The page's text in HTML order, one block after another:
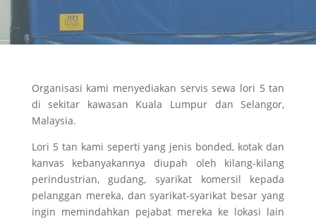
Organisasi kami menyediakan servis sewa lori 5 tan
di sekitar kawasan Kuala Lumpur dan Selangor,
Malaysia.
Lori 5 tan kami sepertiyang jenis bonded, kotak dan
kanvas kebanyakannya diupah oleh kilang-kilang
perindustrian, gudang, syarikat komersil kepada
pelanggan mereka, dan syarikat-syarikat besar yang
ingin memindahkan pejabat mereka ke lokasi lain